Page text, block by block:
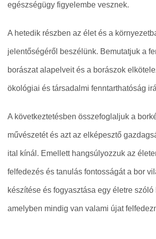
egészségügy figyelembe vesznek.
A hetedik részben az élet és a
jelentőségéről beszélünk. Bemutatjuk a
borászat alapelveit és a borászok
ökológiai és társadalmi fenntarthatóság
A következtetésben összefoglaljuk a
művészetét és azt az elképesztő
ital kínál. Emellett hangsúlyozzuk az
felfedezés és tanulás fontosságát a bor
készítése és fogyasztása egy életre szóló
amelyben mindig van valami újat